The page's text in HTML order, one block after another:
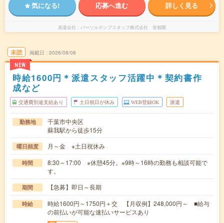
気になる! 応募へ進む 詳しく見る
派遣会社 パーソルテンプスタッフ株式会社 首都圏
未読
NEW
掲載日 2026/08/08
時給1600円＊派遣スタッフ活躍中＊契約書作
成など
交通費別途支給あり 土日祝日が休み WEB登録OK 派遣
勤務地
千葉市中央区
蘇我駅から徒歩15分
曜日頻度 月～金 ※土日祝休み
時間
8:30～17:00 ※休憩45分。※9時～16時の勤務も相談可能で
す。
期間 【急募】即日～長期
時給
時給1600円～1750円＋交 【月収例】248,000円～ ■給与
の前払いが可能な速払いサービスあり